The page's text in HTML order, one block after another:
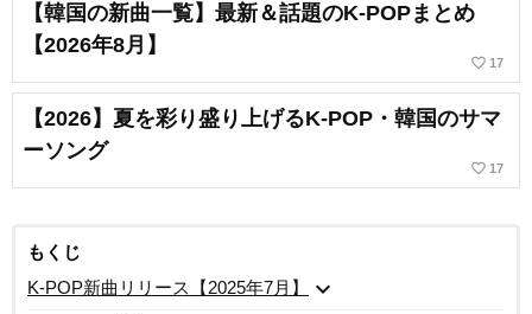
【韓国の新曲一覧】最新＆話題のK-POPまとめ
【2026年8月】
favorite_border 17
【2026】夏を彩り盛り上げるK-POP・韓国のサマ
ーソング
favorite_border 17
もくじ
K-POP新曲リリース【2025年7月】
expand_more